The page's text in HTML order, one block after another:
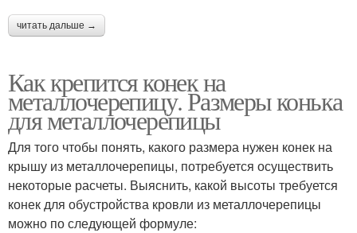
читать дальше →
Как крепится конек на
металлочерепицу. Размеры конька
для металлочерепицы
Для того чтобы понять, какого размера нужен конек на
крышу из металлочерепицы, потребуется осуществить
некоторые расчеты. Выяснить, какой высоты требуется
конек для обустройства кровли из металлочерепицы
можно по следующей формуле: